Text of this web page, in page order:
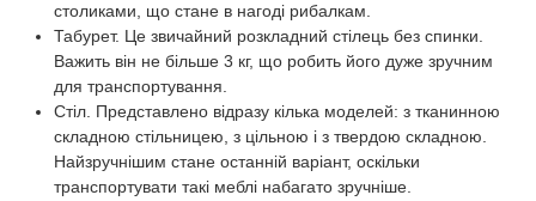
столиками, що стане в нагоді рибалкам.
Табурет. Це звичайний розкладний стілець без спинки.
Важить він не більше 3 кг, що робить його дуже зручним
для транспортування.
Стіл. Представлено відразу кілька моделей: з тканинною
складною стільницею, з цільною і з твердою складною.
Найзручнішим стане останній варіант, оскільки
транспортувати такі меблі набагато зручніше.